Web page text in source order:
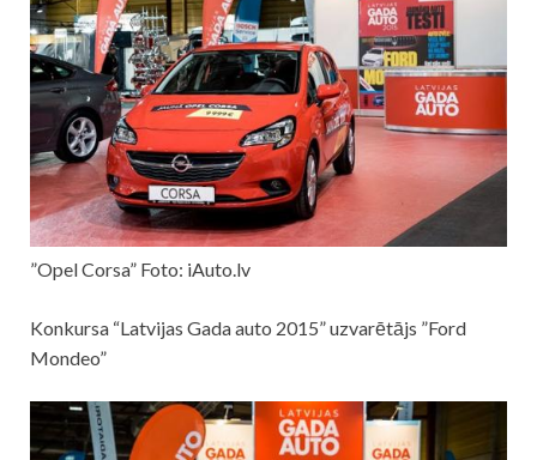
”Opel Corsa” Foto: iAuto.lv
Konkursa “Latvijas Gada auto 2015” uzvarētājs ”Ford
Mondeo”